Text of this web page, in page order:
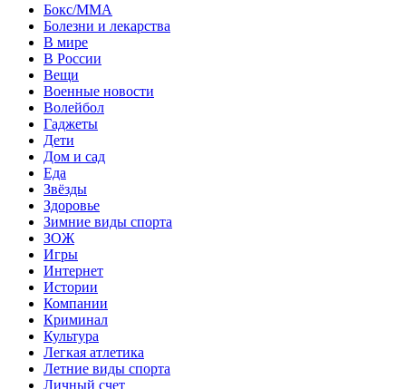
Бокс/MMA
Болезни и лекарства
В мире
В России
Вещи
Военные новости
Волейбол
Гаджеты
Дети
Дом и сад
Еда
Звёзды
Здоровье
Зимние виды спорта
ЗОЖ
Игры
Интернет
Истории
Компании
Криминал
Культура
Легкая атлетика
Летние виды спорта
Личный счет